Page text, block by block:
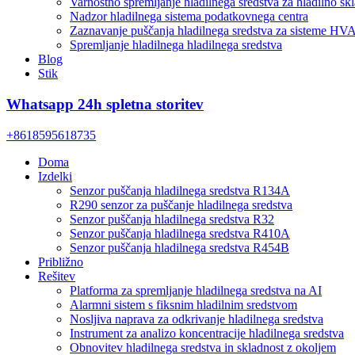
Nadzor hladilnega sistema podatkovnega centra
Zaznavanje puščanja hladilnega sredstva za sisteme
Spremljanje hladilnega hladilnega sredstva
Blog
Stik
Whatsapp 24h spletna storitev
+8618595618735
Doma
Izdelki
Senzor puščanja hladilnega sredstva R134A
R290 senzor za puščanje hladilnega sredstva
Senzor puščanja hladilnega sredstva R32
Senzor puščanja hladilnega sredstva R410A
Senzor puščanja hladilnega sredstva R454B
Približno
Rešitev
Platforma za spremljanje hladilnega sredstva na AI
Alarmni sistem s fiksnim hladilnim sredstvom
Nosljiva naprava za odkrivanje hladilnega sredstva
Instrument za analizo koncentracije hladilnega sredstva
Obnovitev hladilnega sredstva in skladnost z okoljem